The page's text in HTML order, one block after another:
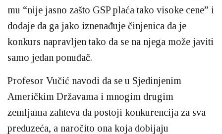
mu “nije jasno zašto GSP plaća tako visoke cene” i
dodaje da ga jako iznenađuje činjenica da je
konkurs napravljen tako da se na njega može javiti
samo jedan ponuđač.
Profesor Vučić navodi da se u Sjedinjenim
Američkim Državama i mnogim drugim
zemljama zahteva da postoji konkurencija za sva
preduzeća, a naročito ona koja dobijaju